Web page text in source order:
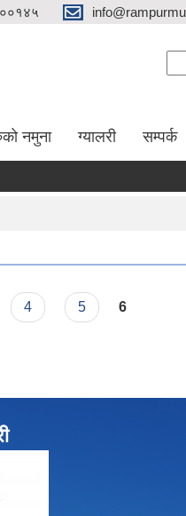
नमुना ग्यालरी सम्पर्क
4 5 6